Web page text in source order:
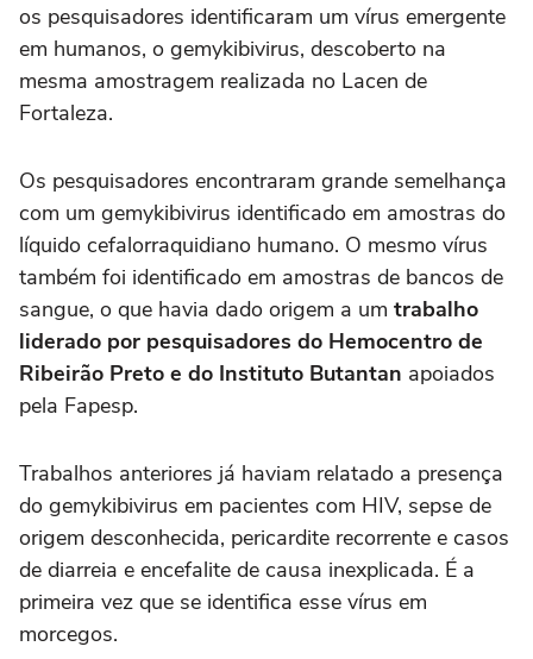
os pesquisadores identificaram um vírus emergente
em humanos, o gemykibivirus, descoberto na
mesma amostragem realizada no Lacen de
Fortaleza.
Os pesquisadores encontraram grande semelhança
com um gemykibivirus identificado em amostras do
líquido cefalorraquidiano humano. O mesmo vírus
também foi identificado em amostras de bancos de
sangue, o que havia dado origem a um trabalho
liderado por pesquisadores do Hemocentro de
Ribeirão Preto e do Instituto Butantan apoiados
pela Fapesp.
Trabalhos anteriores já haviam relatado a presença
do gemykibivirus em pacientes com HIV, sepse de
origem desconhecida, pericardite recorrente e casos
de diarreia e encefalite de causa inexplicada. É a
primeira vez que se identifica esse vírus em
morcegos.